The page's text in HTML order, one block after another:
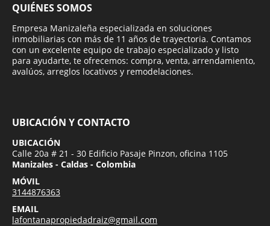
QUIÉNES SOMOS
Empresa Manizaleña especializada en soluciones
inmobiliarias con más de 11 años de trayectoria. Contamos
con un excelente equipo de trabajo especializado y listo
para ayudarte, te ofrecemos: compra, venta, arrendamiento,
avalúos, arreglos locativos y remodelaciones.
UBICACIÓN Y CONTACTO
UBICACIÓN
Calle 20a # 21 - 30 Edificio Pasaje Pinzon, oficina 1105
Manizales - Caldas - Colombia
MÓVIL
3144876363
EMAIL
lafontanapropiedadraiz@gmail.com